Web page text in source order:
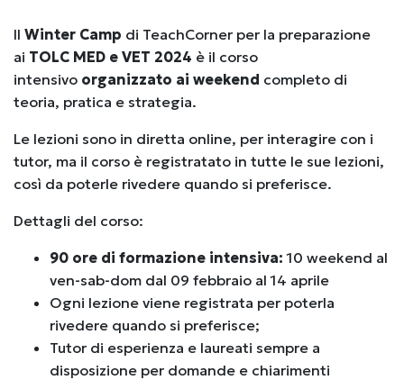
Il Winter Camp di TeachCorner per la preparazione
ai TOLC MED e VET 2024 è il corso
intensivo organizzato ai weekend completo di
teoria, pratica e strategia.
Le lezioni sono in diretta online, per interagire con i
tutor, ma il corso è registratato in tutte le sue lezioni,
così da poterle rivedere quando si preferisce.
Dettagli del corso:
90 ore di formazione intensiva:10 weekend al
ven-sab-dom dal 09 febbraio al 14 aprile
Ogni lezione viene registrata per poterla
rivedere quando si preferisce;
Tutor di esperienza e laureati sempre a
disposizione per domande e chiarimenti